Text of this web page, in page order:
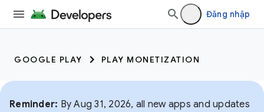
Đăng nhập
GOOGLE PLAY PLAY MONETIZATION
Reminder: By Aug 31, 2026, all new apps and updates